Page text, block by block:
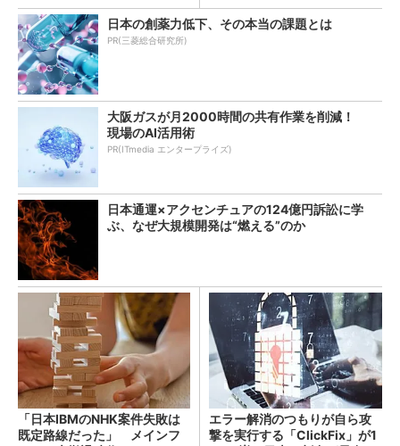
日本の創薬力低下、その本当の課題とは
PR(三菱総合研究所)
大阪ガスが月2000時間の共有作業を削減！
現場のAI活用術
PR(ITmedia エンタープライズ)
日本通運×アクセンチュアの124億円訴訟に学
ぶ、なぜ大規模開発は“燃える”のか
「日本IBMのNHK案件失敗は
既定路線だった」 メインフ
エラー解消のつもりが自ら攻
撃を実行する「ClickFix」が1